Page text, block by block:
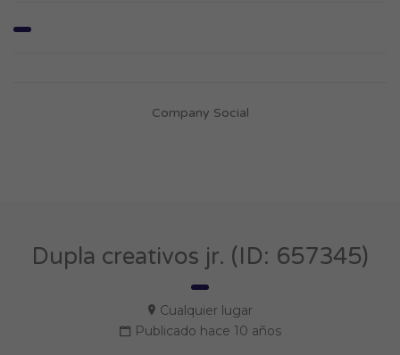
Company Social
Dupla creativos jr. (ID: 657345)
Cualquier lugar
Publicado hace 10 años